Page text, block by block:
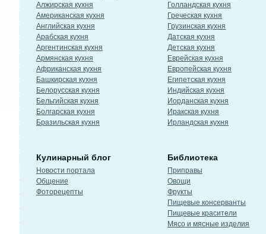
Алжирская кухня
Американская кухня
Английская кухня
Арабская кухня
Аргентинская кухня
Армянская кухня
Африканская кухня
Башкирская кухня
Белорусская кухня
Бельгийская кухня
Болгарская кухня
Бразильская кухня
Голландская кухня
Греческая кухня
Грузинская кухня
Датская кухня
Детская кухня
Еврейская кухня
Европейская кухня
Египетская кухня
Индийская кухня
Иорданская кухня
Иракская кухня
Ирландская кухня
Кулинарный блог
Новости портала
Общение
Фоторецепты
Библиотека
Приправы
Овощи
Фрукты
Пищевые консерванты
Пищевые красители
Мясо и мясные изделия